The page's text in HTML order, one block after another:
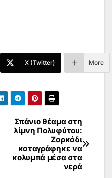
X (Twitter) More
Σπάνιο θέαμα στη
λίμνη Πολυφύτου:
Ζαρκάδι
καταγράφηκε να
κολυμπά μέσα στα
νερά